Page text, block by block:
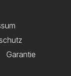
Garantie